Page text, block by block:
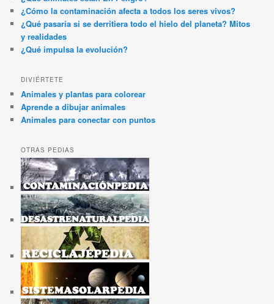
¿Cómo la contaminación afecta a todos los seres vivos?
¿Qué pasaría si se derritiera todo el hielo del planeta? Mitos
y realidades
¿Qué impulsa la evolución?
DIVIÉRTETE
Animales y plantas para colorear
Aprende a dibujar animales
Animales para conectar con puntos
OTRAS PEDIAS